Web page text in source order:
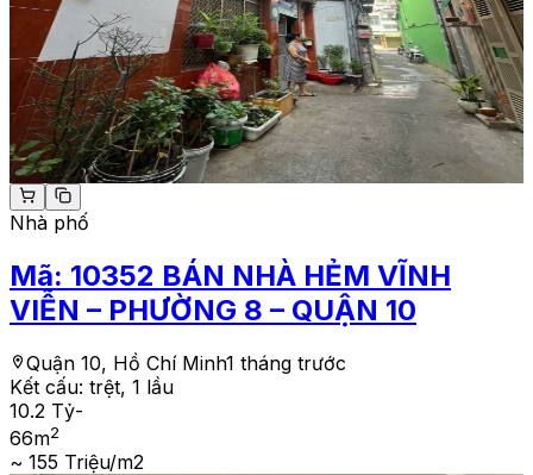
Nhà phố
Mã: 10352 BÁN NHÀ HẺM VĨNH
VIỄN – PHƯỜNG 8 – QUẬN 10
Quận 10, Hồ Chí Minh1 tháng trước
Kết cấu: trệt, 1 lầu
10.2 Tỷ-
66m2
~ 155 Triệu/m2